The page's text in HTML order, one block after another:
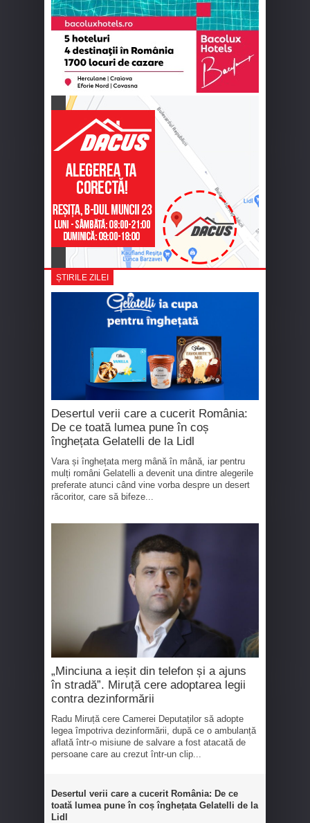
ȘTIRILE ZILEI
Desertul verii care a cucerit România:
De ce toată lumea pune în coș
înghețata Gelatelli de la Lidl
Vara și înghețata merg mână în mână, iar pentru
mulți români Gelatelli a devenit una dintre alegerile
preferate atunci când vine vorba despre un desert
răcoritor, care să bifeze...
„Minciuna a ieșit din telefon și a ajuns
în stradă”. Miruță cere adoptarea legii
contra dezinformării
Radu Miruță cere Camerei Deputaților să adopte
legea împotriva dezinformării, după ce o ambulanță
aflată într-o misiune de salvare a fost atacată de
persoane care au crezut într-un clip...
Desertul verii care a cucerit România: De ce
toată lumea pune în coș înghețata Gelatelli de la
Lidl